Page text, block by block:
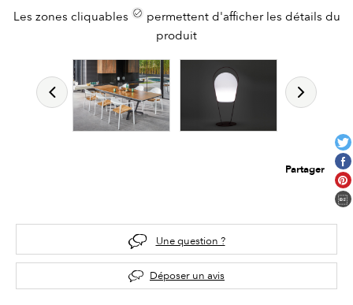
Les zones cliquables
permettent d'afficher les détails du
produit
Partager
Une question ?
Déposer un avis